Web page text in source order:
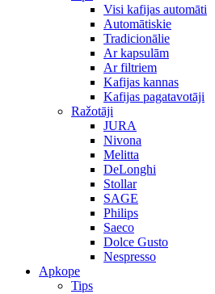
Visi kafijas automāti
Automātiskie
Tradicionālie
Ar kapsulām
Ar filtriem
Kafijas kannas
Kafijas pagatavotāji
Ražotāji
JURA
Nivona
Melitta
DeLonghi
Stollar
SAGE
Philips
Saeco
Dolce Gusto
Nespresso
Apkope
Tips